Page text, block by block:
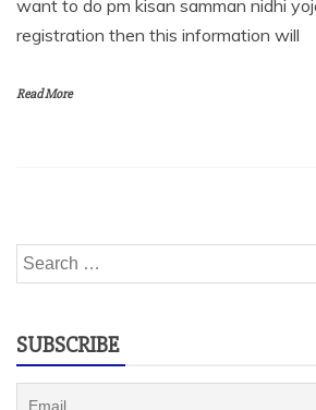
want to do pm kisan samman nidhi
registration then this information will
Read More
Search
for:
SUBSCRIBE